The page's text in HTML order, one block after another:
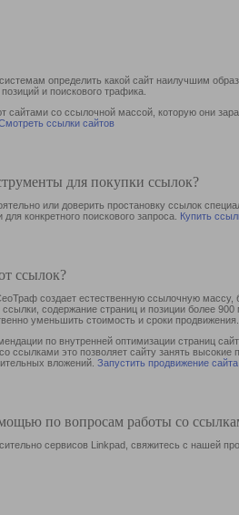
определить какой сайт наилучшим
и поискового трафика.
со ссылочной массой, которую они
ссылки сайтов
для покупки ссылок?
или доверить простановку ссылок
конкретного поискового запроса. Купить
ссылок?
создает естественную ссылочную
содержание страниц и позиции более
уменьшить стоимость и сроки продвижения.
по внутренней оптимизации страниц
ссылками это позволяет сайту занять
вложений. Запустить продвижение сайта
по вопросам работы со
сервисов Linkpad, свяжитесь с нашей